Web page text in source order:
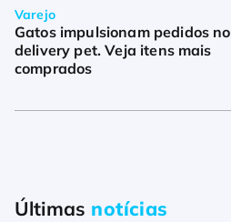
Varejo
Gatos impulsionam pedidos no
delivery pet. Veja itens mais
comprados
Últimas notícias